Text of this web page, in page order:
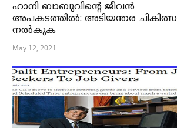
ഹാനി ബാബുവിന്റെ ജീവൻ
അപകടത്തിൽ: അടിയന്തര ചികിത്സ
നൽകുക
May 12, 2021